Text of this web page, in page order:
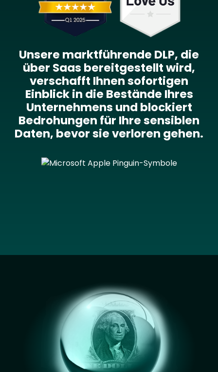
Unsere marktführende DLP, die
über Saas bereitgestellt wird,
verschafft Ihnen sofortigen
Einblick in die Bestände Ihres
Unternehmens und blockiert
Bedrohungen für Ihre sensiblen
Daten, bevor sie verloren gehen.